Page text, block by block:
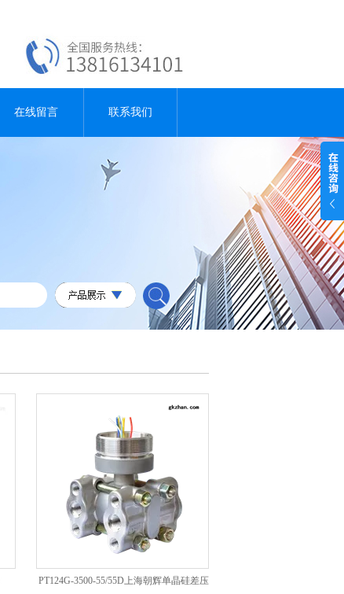
在线留言 联系我们
PT124G-3500-55/55D上海朝辉单晶硅差压